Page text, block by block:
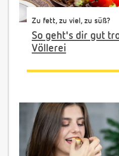
Zu fett, zu viel, zu süß?
So geht's dir gut
Völlerei